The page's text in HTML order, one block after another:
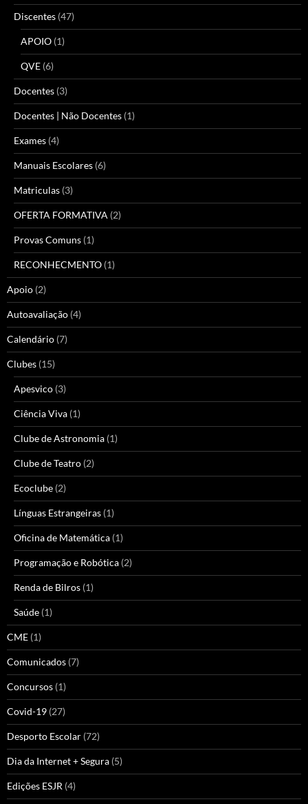
Discentes (47)
APOIO (1)
QVE (6)
Docentes (3)
Docentes | Não Docentes (1)
Exames (4)
Manuais Escolares (6)
Matriculas (3)
OFERTA FORMATIVA (2)
Provas Comuns (1)
RECONHECMENTO (1)
Apoio (2)
Autoavaliação (4)
Calendário (7)
Clubes (15)
Apesvico (3)
Ciência Viva (1)
Clube de Astronomia (1)
Clube de Teatro (2)
Ecoclube (2)
Línguas Estrangeiras (1)
Oficina de Matemática (1)
Programação e Robótica (2)
Renda de Bilros (1)
Saúde (1)
CME (1)
Comunicados (7)
Concursos (1)
Covid-19 (27)
Desporto Escolar (72)
Dia da Internet + Segura (5)
Edições ESJR (4)